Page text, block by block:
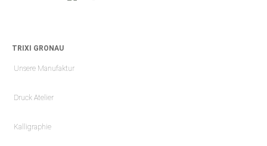
TRIXI GRONAU
Unsere Manufaktur
Druck Atelier
Kalligraphie